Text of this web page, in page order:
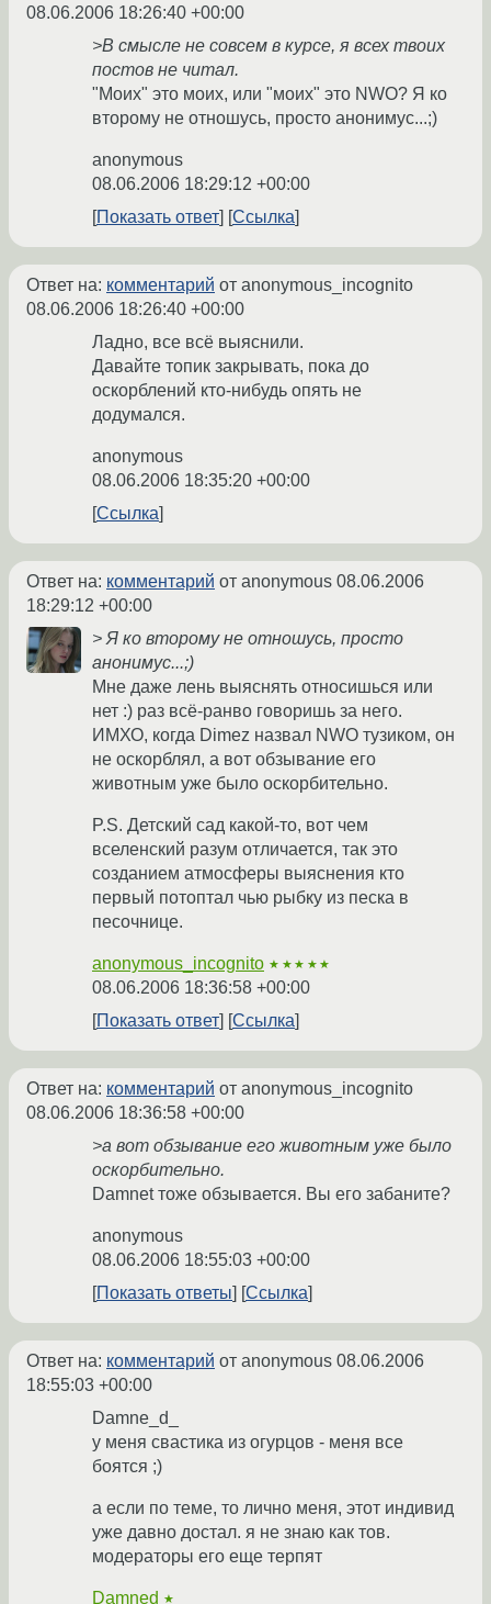
08.06.2006 18:26:40 +00:00
>В смысле не совсем в курсе, я всех твоих
постов не читал.
"Моих" это моих, или "моих" это NWO? Я ко
второму не отношусь, просто анонимус...;)
anonymous
08.06.2006 18:29:12 +00:00
Показать ответ
Ссылка
Ответ на: комментарий от anonymous_incognito
08.06.2006 18:26:40 +00:00
Ладно, все всё выяснили.
Давайте топик закрывать, пока до
оскорблений кто-нибудь опять не
додумался.
anonymous
08.06.2006 18:35:20 +00:00
Ссылка
Ответ на: комментарий от anonymous 08.06.2006
18:29:12 +00:00
> Я ко второму не отношусь, просто
анонимус...;)
Мне даже лень выяснять относишься или
нет :) раз всё-ранво говоришь за него.
ИМХО, когда Dimez назвал NWO тузиком, он
не оскорблял, а вот обзывание его
животным уже было оскорбительно.
P.S. Детский сад какой-то, вот чем
вселенский разум отличается, так это
созданием атмосферы выяснения кто
первый потоптал чью рыбку из песка в
песочнице.
anonymous_incognito ★★★★★
08.06.2006 18:36:58 +00:00
Показать ответ
Ссылка
Ответ на: комментарий от anonymous_incognito
08.06.2006 18:36:58 +00:00
>а вот обзывание его животным уже было
оскорбительно.
Damnet тоже обзывается. Вы его забаните?
anonymous
08.06.2006 18:55:03 +00:00
Показать ответы
Ссылка
Ответ на: комментарий от anonymous 08.06.2006
18:55:03 +00:00
Damne_d_
у меня свастика из огурцов - меня все
боятся ;)
а если по теме, то лично меня, этот индивид
уже давно достал. я не знаю как тов.
модераторы его еще терпят
Damned ★